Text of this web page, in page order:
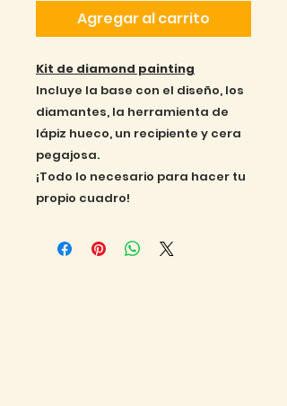
Agregar al carrito
Kit de diamond painting
Incluye la base con el diseño, los
diamantes, la herramienta de
lápiz hueco, un recipiente y cera
pegajosa.
¡Todo lo necesario para hacer tu
propio cuadro!